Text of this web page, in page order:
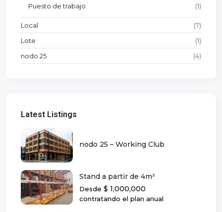
Puesto de trabajo
(1)
Local
(7)
Lote
(1)
nodo 25
(4)
Latest Listings
nodo 25 – Working Club
Stand a partir de 4m²
Desde $ 1,000,000
contratando el plan anual